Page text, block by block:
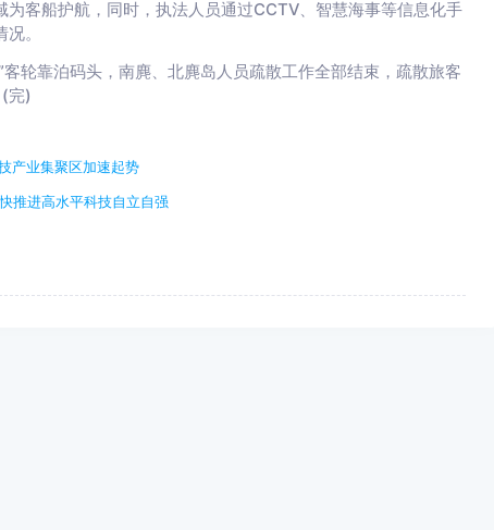
客船护航，同时，执法人员通过CCTV、智慧海事等信息化手
。
轮靠泊码头，南麂、北麂岛人员疏散工作全部结束，疏散旅客
完)
产业集聚区加速起势
推进高水平科技自立自强